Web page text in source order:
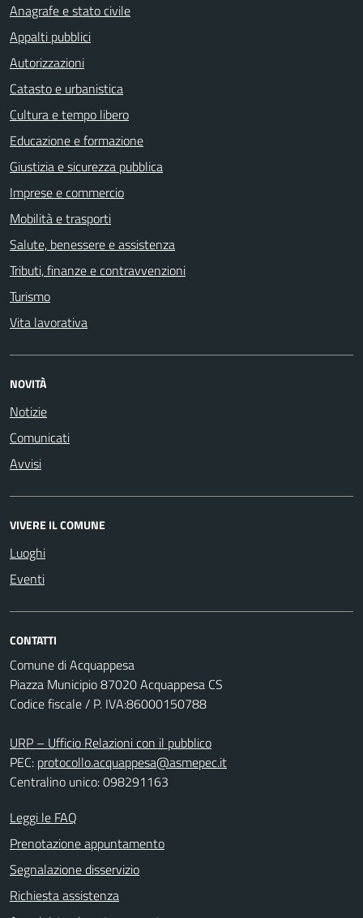
Anagrafe e stato civile
Appalti pubblici
Autorizzazioni
Catasto e urbanistica
Cultura e tempo libero
Educazione e formazione
Giustizia e sicurezza pubblica
Imprese e commercio
Mobilità e trasporti
Salute, benessere e assistenza
Tributi, finanze e contravvenzioni
Turismo
Vita lavorativa
NOVITÀ
Notizie
Comunicati
Avvisi
VIVERE IL COMUNE
Luoghi
Eventi
CONTATTI
Comune di Acquappesa
Piazza Municipio 87020 Acquappesa CS
Codice fiscale / P. IVA:86000150788
URP – Ufficio Relazioni con il pubblico
PEC: protocollo.acquappesa@asmepec.it
Centralino unico: 098291163
Leggi le FAQ
Prenotazione appuntamento
Segnalazione disservizio
Richiesta assistenza